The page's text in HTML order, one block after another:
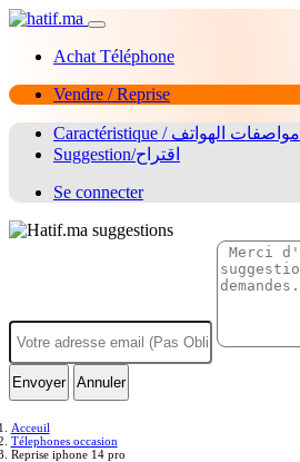
Achat Téléphone
Vendre / Reprise
Caractéristique / مواصفات الهواتف
Suggestion/اقتراح
Se connecter
Envoyer Annuler
Acceuil
Télephones occasion
Reprise iphone 14 pro